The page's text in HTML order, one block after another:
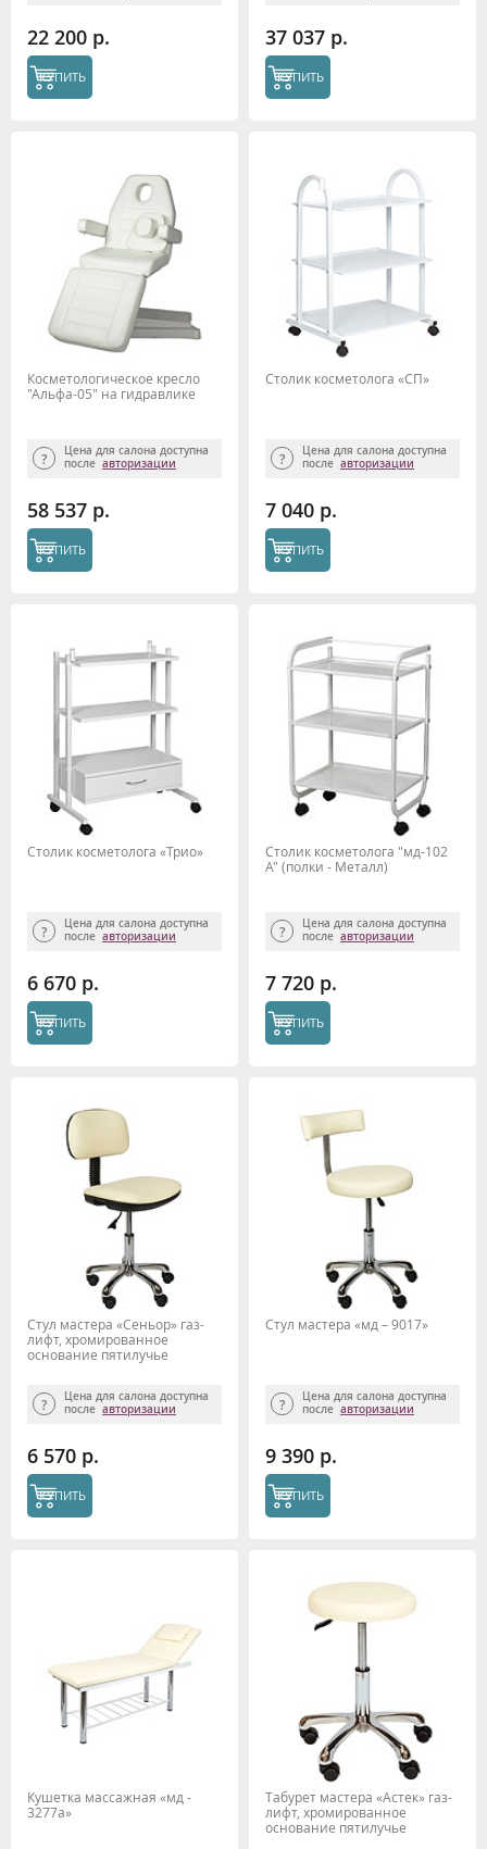
22 200 р.
КУПИТЬ
37 037 р.
КУПИТЬ
Косметологическое кресло
"Альфа-05" на гидравлике
Цена для салона доступна
после авторизации
58 537 р.
КУПИТЬ
Столик косметолога «СП»
Цена для салона доступна
после авторизации
7 040 р.
КУПИТЬ
Столик косметолога «Трио»
Цена для салона доступна
после авторизации
6 670 р.
КУПИТЬ
Столик косметолога "мд-102
А" (полки - Металл)
Цена для салона доступна
после авторизации
7 720 р.
КУПИТЬ
Стул мастера «Сеньор» газ-
лифт, хромированное
основание пятилучье
Цена для салона доступна
после авторизации
6 570 р.
КУПИТЬ
Стул мастера «мд – 9017»
Цена для салона доступна
после авторизации
9 390 р.
КУПИТЬ
Кушетка массажная «мд -
3277а»
Табурет мастера «Астек» газ-
лифт, хромированное
основание пятилучье